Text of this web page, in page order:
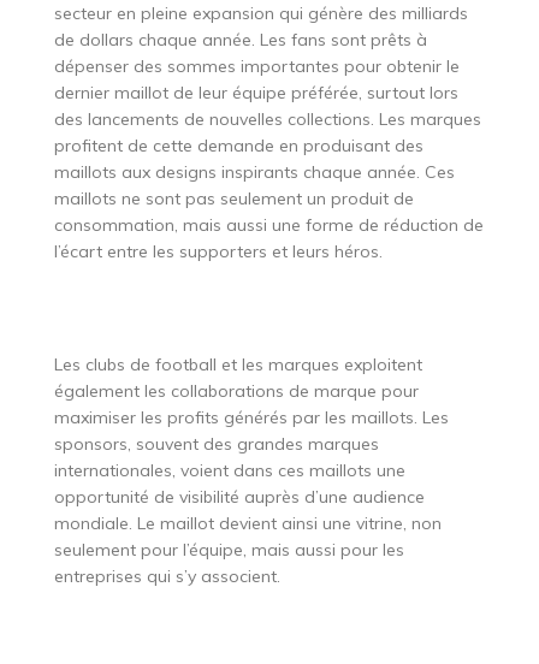
secteur en pleine expansion qui génère des milliards
de dollars chaque année. Les fans sont prêts à
dépenser des sommes importantes pour obtenir le
dernier maillot de leur équipe préférée, surtout lors
des lancements de nouvelles collections. Les marques
profitent de cette demande en produisant des
maillots aux designs inspirants chaque année. Ces
maillots ne sont pas seulement un produit de
consommation, mais aussi une forme de réduction de
l’écart entre les supporters et leurs héros.
Les clubs de football et les marques exploitent
également les collaborations de marque pour
maximiser les profits générés par les maillots. Les
sponsors, souvent des grandes marques
internationales, voient dans ces maillots une
opportunité de visibilité auprès d’une audience
mondiale. Le maillot devient ainsi une vitrine, non
seulement pour l’équipe, mais aussi pour les
entreprises qui s’y associent.